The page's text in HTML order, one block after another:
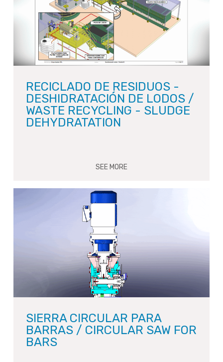
RECICLADO DE RESIDUOS -
DESHIDRATACIÓN DE LODOS /
WASTE RECYCLING - SLUDGE
DEHYDRATATION
SEE MORE
SIERRA CIRCULAR PARA
BARRAS / CIRCULAR SAW FOR
BARS